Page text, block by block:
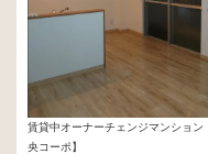
賃貸中オーナーチェンジマンション
央コーポ】